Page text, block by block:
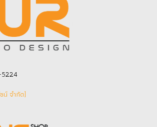
น์ จำกัด]